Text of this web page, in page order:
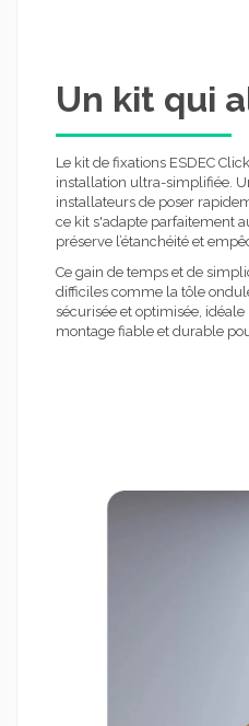
Un kit qui
Le kit de fixations ESDEC
installation ultra-simplifiée.
installateurs de poser
ce kit s'adapte parfaitement
préserve l’étanchéité et
Ce gain de temps et de
difficiles comme la tôle
sécurisée et optimisée,
montage fiable et durable